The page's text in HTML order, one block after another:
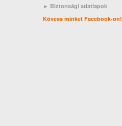
► Biztonsági adatlapok
Kövess minket Facebook-on!